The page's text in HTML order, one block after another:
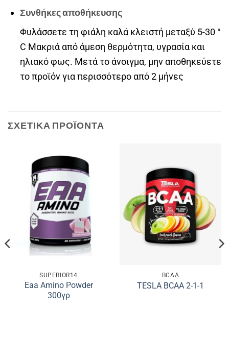
Συνθήκες αποθήκευσης
Φυλάσσετε τη φιάλη καλά κλειστή μεταξύ 5-30 °
C Μακριά από άμεση θερμότητα, υγρασία και
ηλιακό φως. Μετά το άνοιγμα, μην αποθηκεύετε
το προϊόν για περισσότερο από 2 μήνες
ΣΧΕΤΙΚΆ ΠΡΟΪΌΝΤΑ
SUPERIOR14
Eaa Amino Powder
300γρ
BCAA
TESLA BCAA 2-1-1